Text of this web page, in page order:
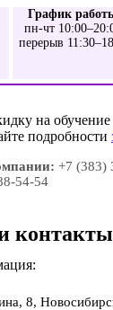
График
пн-чт
перерыв
на
подробности
+7 (383)
54-54
контакты
8,